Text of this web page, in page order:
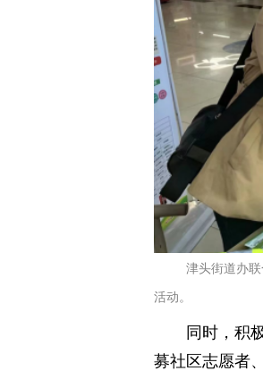
津头街道办
活动。
同时，积
募社区志愿者